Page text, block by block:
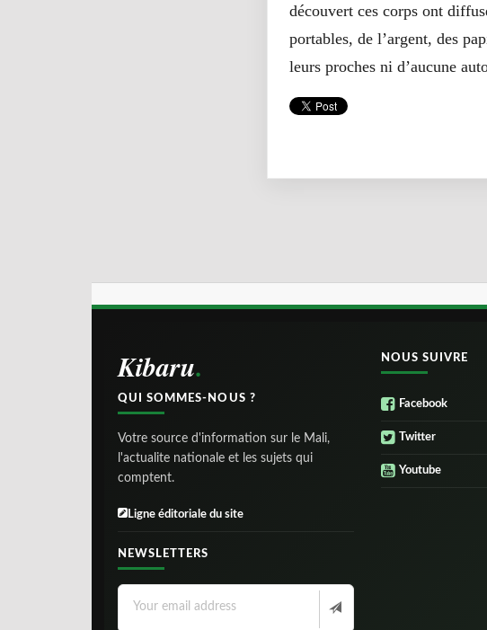
découvert ces corps ont
portables, de l’argent, des
leurs proches ni d’aucune
Kibaru
QUI SOMMES-NOUS ?
Votre source d'information sur le Mali,
l'actualite nationale et les sujets qui
comptent.
Ligne éditoriale du site
NEWSLETTERS
NOUS SUIVRE
Facebook
Twitter
Youtube